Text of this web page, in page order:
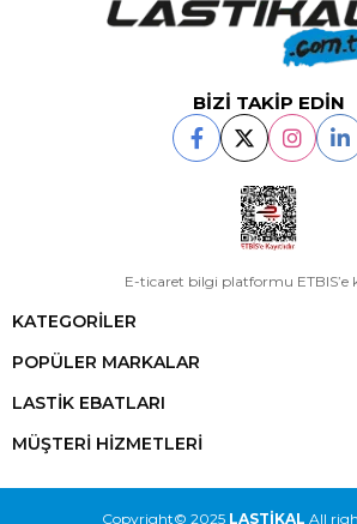
BİZİ TAKİP EDİN
E-ticaret bilgi platformu ETBIS’e
KATEGORİLER
POPÜLER MARKALAR
LASTİK EBATLARI
MÜŞTERİ HİZMETLERİ
Copyright© 2025 LASTİKAL All